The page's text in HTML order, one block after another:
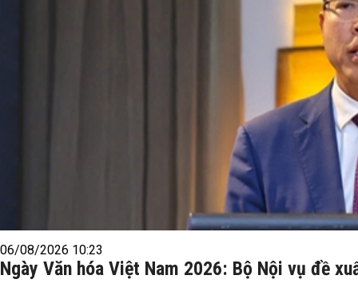
06/08/2026 10:23
Ngày Văn hóa Việt Nam 2026: Bộ Nội vụ đề